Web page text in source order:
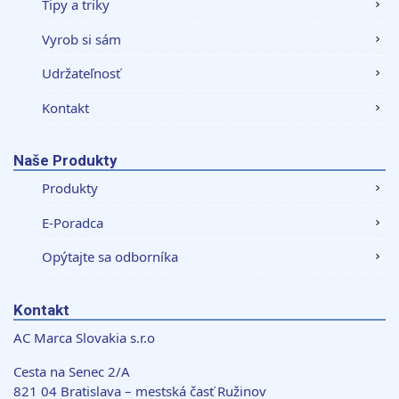
Tipy a triky
Vyrob si sám
Udržateľnosť
Kontakt
Naše Produkty
Produkty
E-Poradca
Opýtajte sa odborníka
Kontakt
AC Marca Slovakia s.r.o
Cesta na Senec 2/A
821 04 Bratislava – mestská časť Ružinov